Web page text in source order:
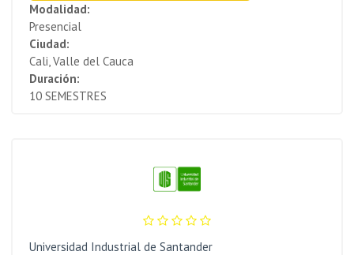
Modalidad:
Presencial
Ciudad:
Cali, Valle del Cauca
Duración:
10 SEMESTRES
Universidad Industrial de Santander